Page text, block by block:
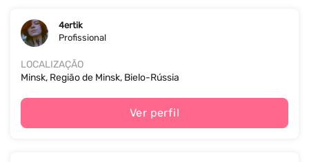
4ertik
Profissional
LOCALIZAÇÃO
Minsk, Região de Minsk, Bielo-Rússia
Ver perfil